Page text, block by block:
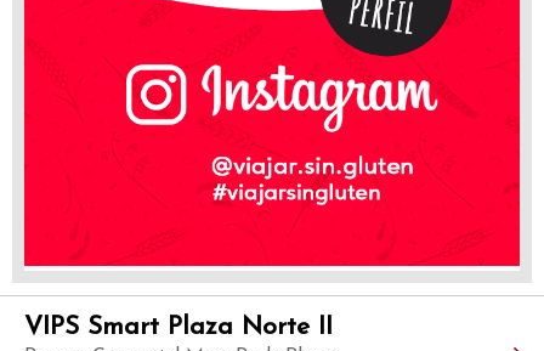
VIPS Smart Plaza Norte II